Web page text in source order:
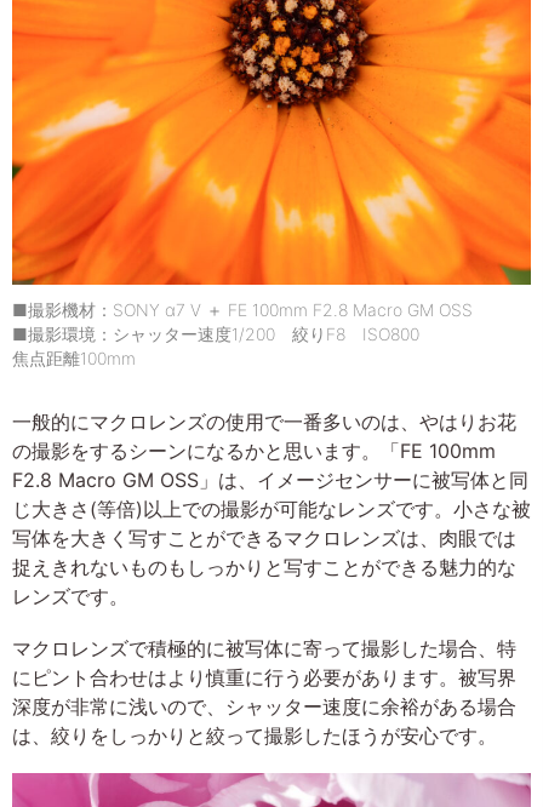
■撮影機材：SONY α7 V ＋ FE 100mm F2.8 Macro GM OSS
■撮影環境：シャッター速度1/200 絞りF8 ISO800
焦点距離100mm
一般的にマクロレンズの使用で一番多いのは、やはりお花
の撮影をするシーンになるかと思います。「FE 100mm
F2.8 Macro GM OSS」は、イメージセンサーに被写体と同
じ大きさ(等倍)以上での撮影が可能なレンズです。小さな被
写体を大きく写すことができるマクロレンズは、肉眼では
捉えきれないものもしっかりと写すことができる魅力的な
レンズです。
マクロレンズで積極的に被写体に寄って撮影した場合、特
にピント合わせはより慎重に行う必要があります。被写界
深度が非常に浅いので、シャッター速度に余裕がある場合
は、絞りをしっかりと絞って撮影したほうが安心です。